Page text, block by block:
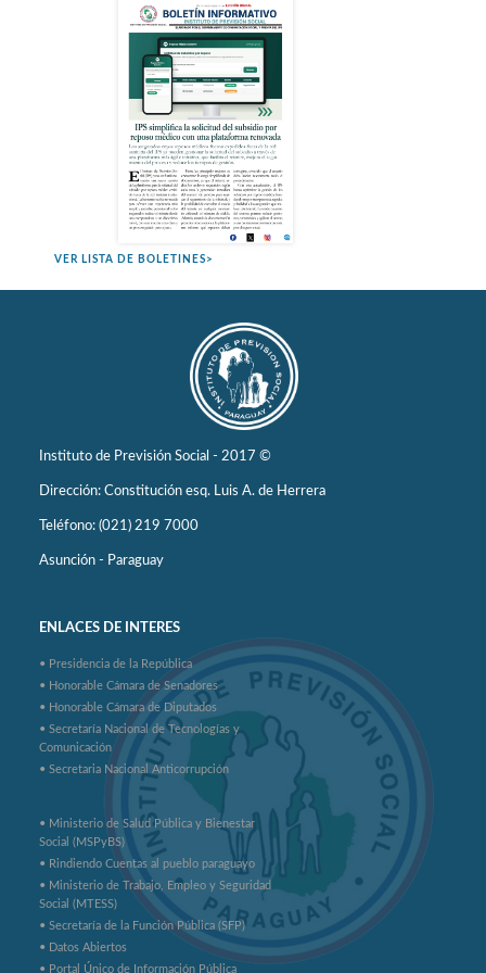
VER LISTA DE BOLETINES>
Instituto de Previsión Social - 2017 ©
Dirección: Constitución esq. Luis A. de Herrera
Teléfono: (021) 219 7000
Asunción - Paraguay
ENLACES DE INTERES
• Presidencia de la República
• Honorable Cámara de Senadores
• Honorable Cámara de Diputados
• Secretaría Nacional de Tecnologías y
Comunicación
• Secretaria Nacional Anticorrupción
• Ministerio de Salud Pública y Bienestar
Social (MSPyBS)
• Rindiendo Cuentas al pueblo paraguayo
• Ministerio de Trabajo, Empleo y Seguridad
Social (MTESS)
• Secretaría de la Función Pública (SFP)
• Datos Abiertos
• Portal Único de Información Pública